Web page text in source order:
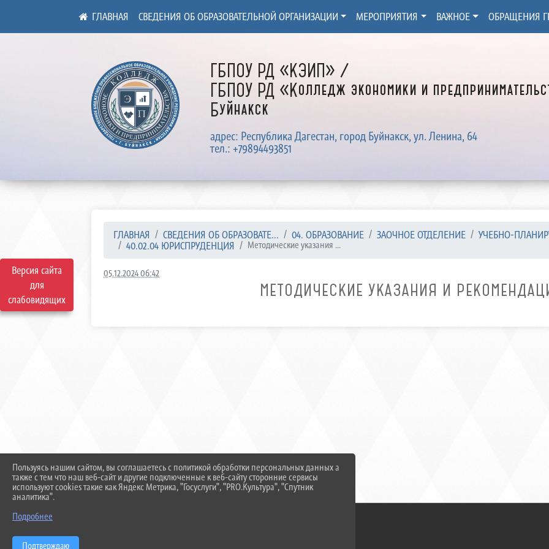
Версия сайта
для
слабовидящих
ГБПОУ РД «КЭИП» /
ГБПОУ РД «Колледж экономики и
Буйнакск
адрес: Республика Дагестан, город Буйнакск, ул. Ленина, 64
тел.: +79894493851
СВЕДЕНИЯ ОБ ОБРАЗОВАТЕЛЬНОЙ ОРГАНИЗАЦИИ МЕРОПРИЯТИЯ ВАЖНОЕ ОБРАЩЕНИЯ
ГЛАВНАЯ СВЕДЕНИЯ ОБ ОБРАЗОВАТЕ... 04. ОБРАЗОВАНИЕ ЗАОЧНОЕ ОТДЕЛЕНИЕ
УЧЕБНО-
40.02.04 ЮРИСПРУДЕНЦИЯ
Методические указания ...
05.12.2024 06:42
МЕТОДИЧЕСКИЕ УКАЗАНИЯ И
Пользуясь нашим сайтом, вы соглашаетесь с политикой обработки персональных данных а
также с тем что наш веб-сайт и другие подключенные к веб-сайту сторонние сервисы
используют cookies такие как Яндекс Метрика, "Госуслуги", "PRO.Культура", "Спутник
аналитика".
Подробнее
Подтверждаю